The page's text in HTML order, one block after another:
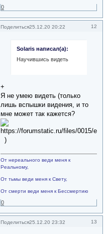
0
Поделиться 12
25.12.20 20:22
Solaris написал(а):
Научившись видеть
+
Я не умею видеть (только
лишь вспышки видения, и то
мне может так кажется?
)
От нереального веди меня к
Реальному,
От тьмы веди меня к Свету,
От смерти веди меня к Бессмертию
0
Поделиться 13
25.12.20 23:32